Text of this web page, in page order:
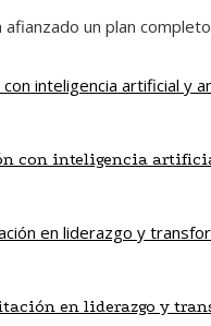
un plan
con inteligencia
en liderazgo y